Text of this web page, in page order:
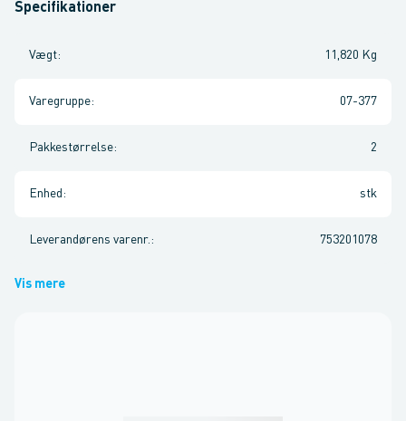
Specifikationer
Vægt: 11,820 Kg
Varegruppe: 07-377
Pakkestørrelse: 2
Enhed : stk
Leverandørens varenr. : 753201078
Vis mere